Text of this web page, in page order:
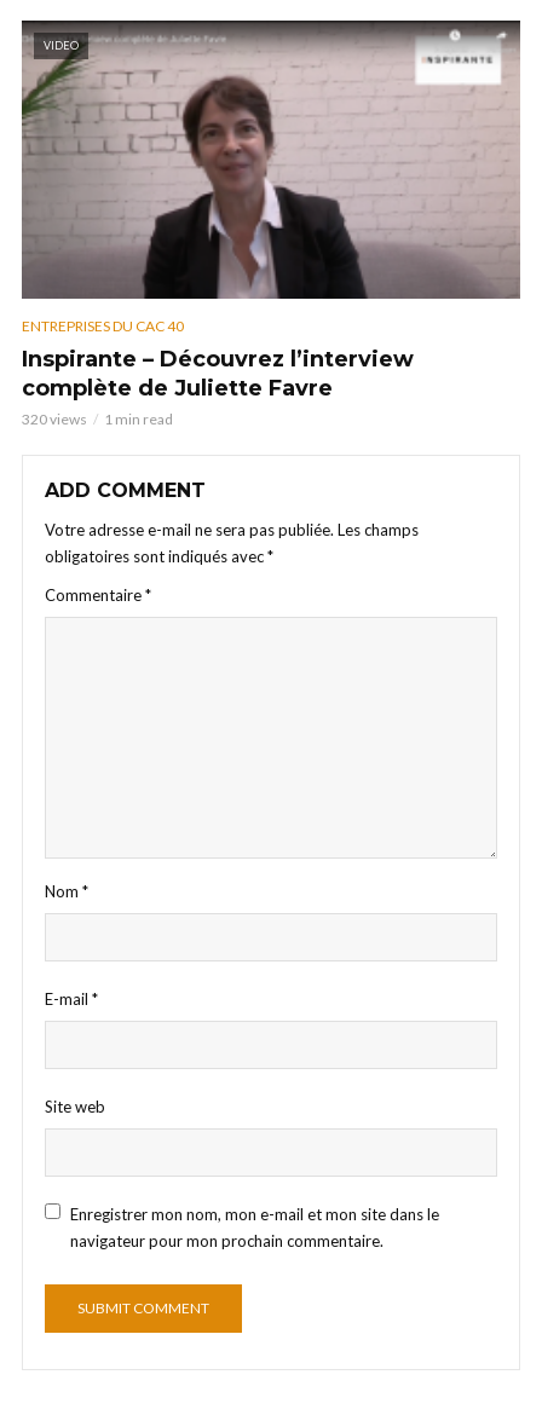
VIDEO
ENTREPRISES DU CAC 40
Inspirante – Découvrez l’interview
complète de Juliette Favre
320 views 1 min read
ADD COMMENT
Votre adresse e-mail ne sera pas publiée. Les champs
obligatoires sont indiqués avec*
Commentaire*
Nom *
E-mail *
Site web
Enregistrer mon nom, mon e-mail et mon site dans le
navigateur pour mon prochain commentaire.